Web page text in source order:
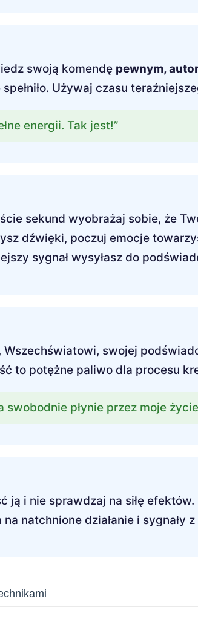
swoją komendę pewnym,
Używaj czasu
energii. Tak jest!”
sekund wyobrażaj sobie, że
dźwięki, poczuj emocje
sygnał wysyłasz do
Wszechświatowi, swojej
to potężne paliwo dla procesu
płynie przez moje
ją i nie sprawdzaj na siłę
natchnione działanie i sygnały